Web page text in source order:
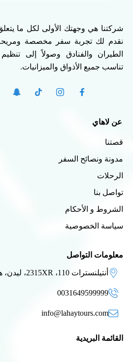
شركتنا هي وجهتك الأولى لكل ما
نقدم لك تجربة سفر مخصصة
الطيران والفنادق وصولاً إلى
تناسب جميع الأذواق والميزانيات.
عن لاهاي
قصتنا
مدونة ونصائح السفر
الرحلات
تواصل بنا
الشروط و الأحكام
سياسة الخصوصية
معلومات التواصل
أنتيلنسترات 110، 2315XR، ليدن، هولندا
0031649599999
info@lahaytours.com
القائمة البريدية